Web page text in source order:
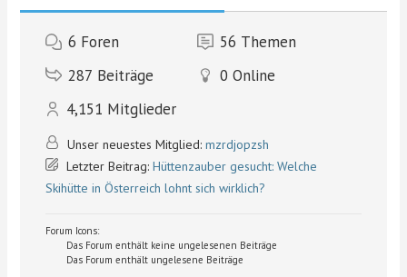
6 Foren 56 Themen
287 Beiträge 0 Online
4,151 Mitglieder
Unser neuestes Mitglied:mzrdjopzsh
Letzter Beitrag:Hüttenzauber gesucht: Welche
Skihütte in Österreich lohnt sich wirklich?
Forum Icons:
Das Forum enthält keine ungelesenen Beiträge
Das Forum enthält ungelesene Beiträge